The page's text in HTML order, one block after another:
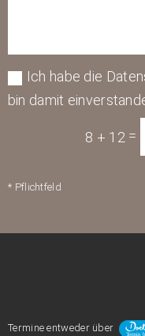
Ich habe die
bin damit
8 + 12 =
* Pflichtfeld
Termine entweder über